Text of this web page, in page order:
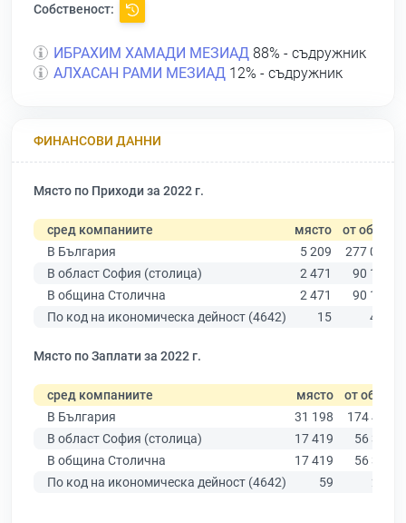
Собственост:
ИБРАХИМ ХАМАДИ МЕЗИАД 88% - съдружник
АЛХАСАН РАМИ МЕЗИАД 12% - съдружник
ФИНАНСОВИ ДАННИ
Място по Приходи за 2022 г.
сред компаниите място от общо
В България
5 209
277 019
В област София (столица)
2 471
90 178
В община Столична
2 471
90 178
По код на икономическа дейност (4642)
15 463
Място по Заплати за 2022 г.
сред компаниите място от общо
В България
31 198
174 403
В област София (столица)
17 419
56 378
В община Столична
17 419
56 378
По код на икономическа дейност (4642)
59 260